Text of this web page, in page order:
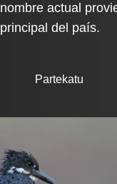
actual
del país.
Partekatu